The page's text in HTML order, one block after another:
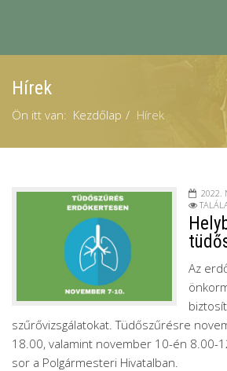
Hírek
Ön itt van: Kezdőlap Hírek
2022.
Az
szűrővizsgálatokat. Tüdőszűrésre
18.00, valamint november 10-én 8.00-
sor a Polgármesteri Hivatalban.